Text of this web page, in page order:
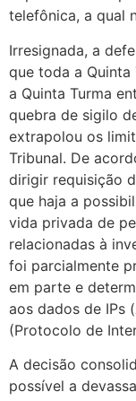
telefônica, a qual
Irresignada, a
que toda a Quinta
a Quinta Turma
quebra de sigilo
extrapolou os
Tribunal. De
dirigir requisição
que haja a
vida privada de
relacionadas à
foi parcialmente
em parte e
aos dados de IPs (
(Protocolo de
A decisão
possível a